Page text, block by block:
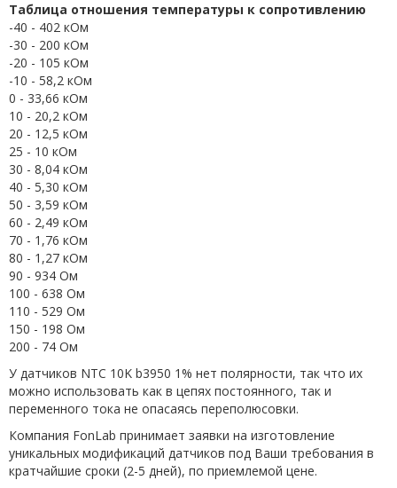
Таблица отношения температуры к сопротивлению
-40 - 402 кОм
-30 - 200 кОм
-20 - 105 кОм
-10 - 58,2 кОм
0 - 33,66 кОм
10 - 20,2 кОм
20 - 12,5 кОм
25 - 10 кОм
30 - 8,04 кОм
40 - 5,30 кОм
50 - 3,59 кОм
60 - 2,49 кОм
70 - 1,76 кОм
80 - 1,27 кОм
90 - 934 Ом
100 - 638 Ом
110 - 529 Ом
150 - 198 Ом
200 - 74 Ом
У датчиков NTC 10K b3950 1% нет полярности, так что их
можно использовать как в цепях постоянного, так и
переменного тока не опасаясь переполюсовки.
Компания FonLab принимает заявки на изготовление
уникальных модификаций датчиков под Ваши требования в
кратчайшие сроки (2-5 дней), по приемлемой цене.